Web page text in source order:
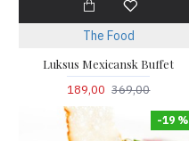
The Food
Luksus Mexicansk Buffet
189,00 369,00
-19 %